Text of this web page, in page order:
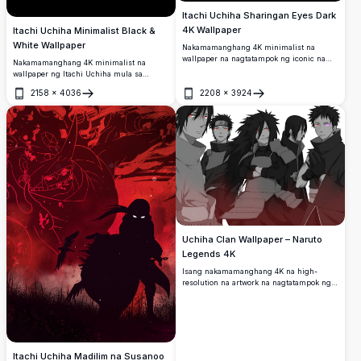
Itachi Uchiha Minimalist Black &
White Wallpaper
Nakamamanghang 4K minimalist na
wallpaper ng Itachi Uchiha mula sa
Naruto, na na-render sa high-resolution
na black and white.
2158 × 4036
Buksan
Itachi Uchiha Sharingan Eyes Dark
4K Wallpaper
Nakamamanghang 4K minimalist na
wallpaper na nagtatampok ng iconic na
2208 × 3924
Buksan
Itachi Uchiha Madilim na Susanoo
Uchiha Clan Wallpaper – Naruto
Legends 4K
Isang nakamamanghang 4K na high-
resolution na artwork na nagtatampok ng